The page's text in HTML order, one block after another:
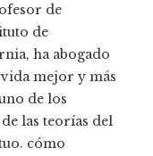
de
de
ha abogado
mejor y más
de los
las teorías del
cómo